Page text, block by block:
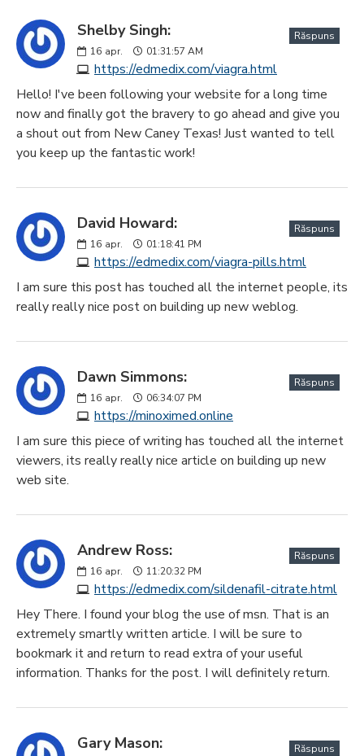
Shelby Singh:
16 apr. 01:31:57 AM
https://edmedix.com/viagra.html
Răspuns
Hello! I've been following your website for a long time
now and finally got the bravery to go ahead and give you
a shout out from New Caney Texas! Just wanted to tell
you keep up the fantastic work!
David Howard:
16 apr. 01:18:41 PM
https://edmedix.com/viagra-pills.html
Răspuns
I am sure this post has touched all the internet people, its
really really nice post on building up new weblog.
Dawn Simmons:
16 apr. 06:34:07 PM
https://minoximed.online
Răspuns
I am sure this piece of writing has touched all the internet
viewers, its really really nice article on building up new
web site.
Andrew Ross:
16 apr. 11:20:32 PM
https://edmedix.com/sildenafil-citrate.html
Răspuns
Hey There. I found your blog the use of msn. That is an
extremely smartly written article. I will be sure to
bookmark it and return to read extra of your useful
information. Thanks for the post. I will definitely return.
Gary Mason: Răspuns